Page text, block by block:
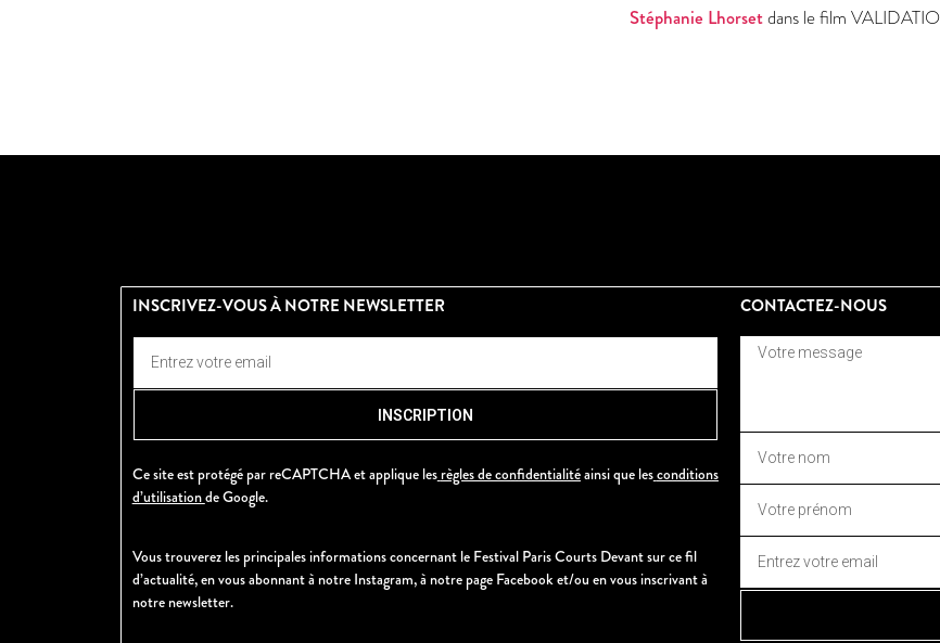
Stéphanie Lhorsetdans le film
INSCRIVEZ-VOUS À NOTRE NEWSLETTER
INSCRIPTION
Ce site est protégé par reCAPTCHA et applique les règles de confidentialitéainsi que lesconditions
d’utilisationde Google.
Vous trouverez les principales informations concernant le Festival Paris Courts Devant sur ce fil
d’actualité, en vous abonnant à notre Instagram, à notre page Facebook et/ou en vous inscrivant à
notre newsletter.
CONTACTEZ-NOUS